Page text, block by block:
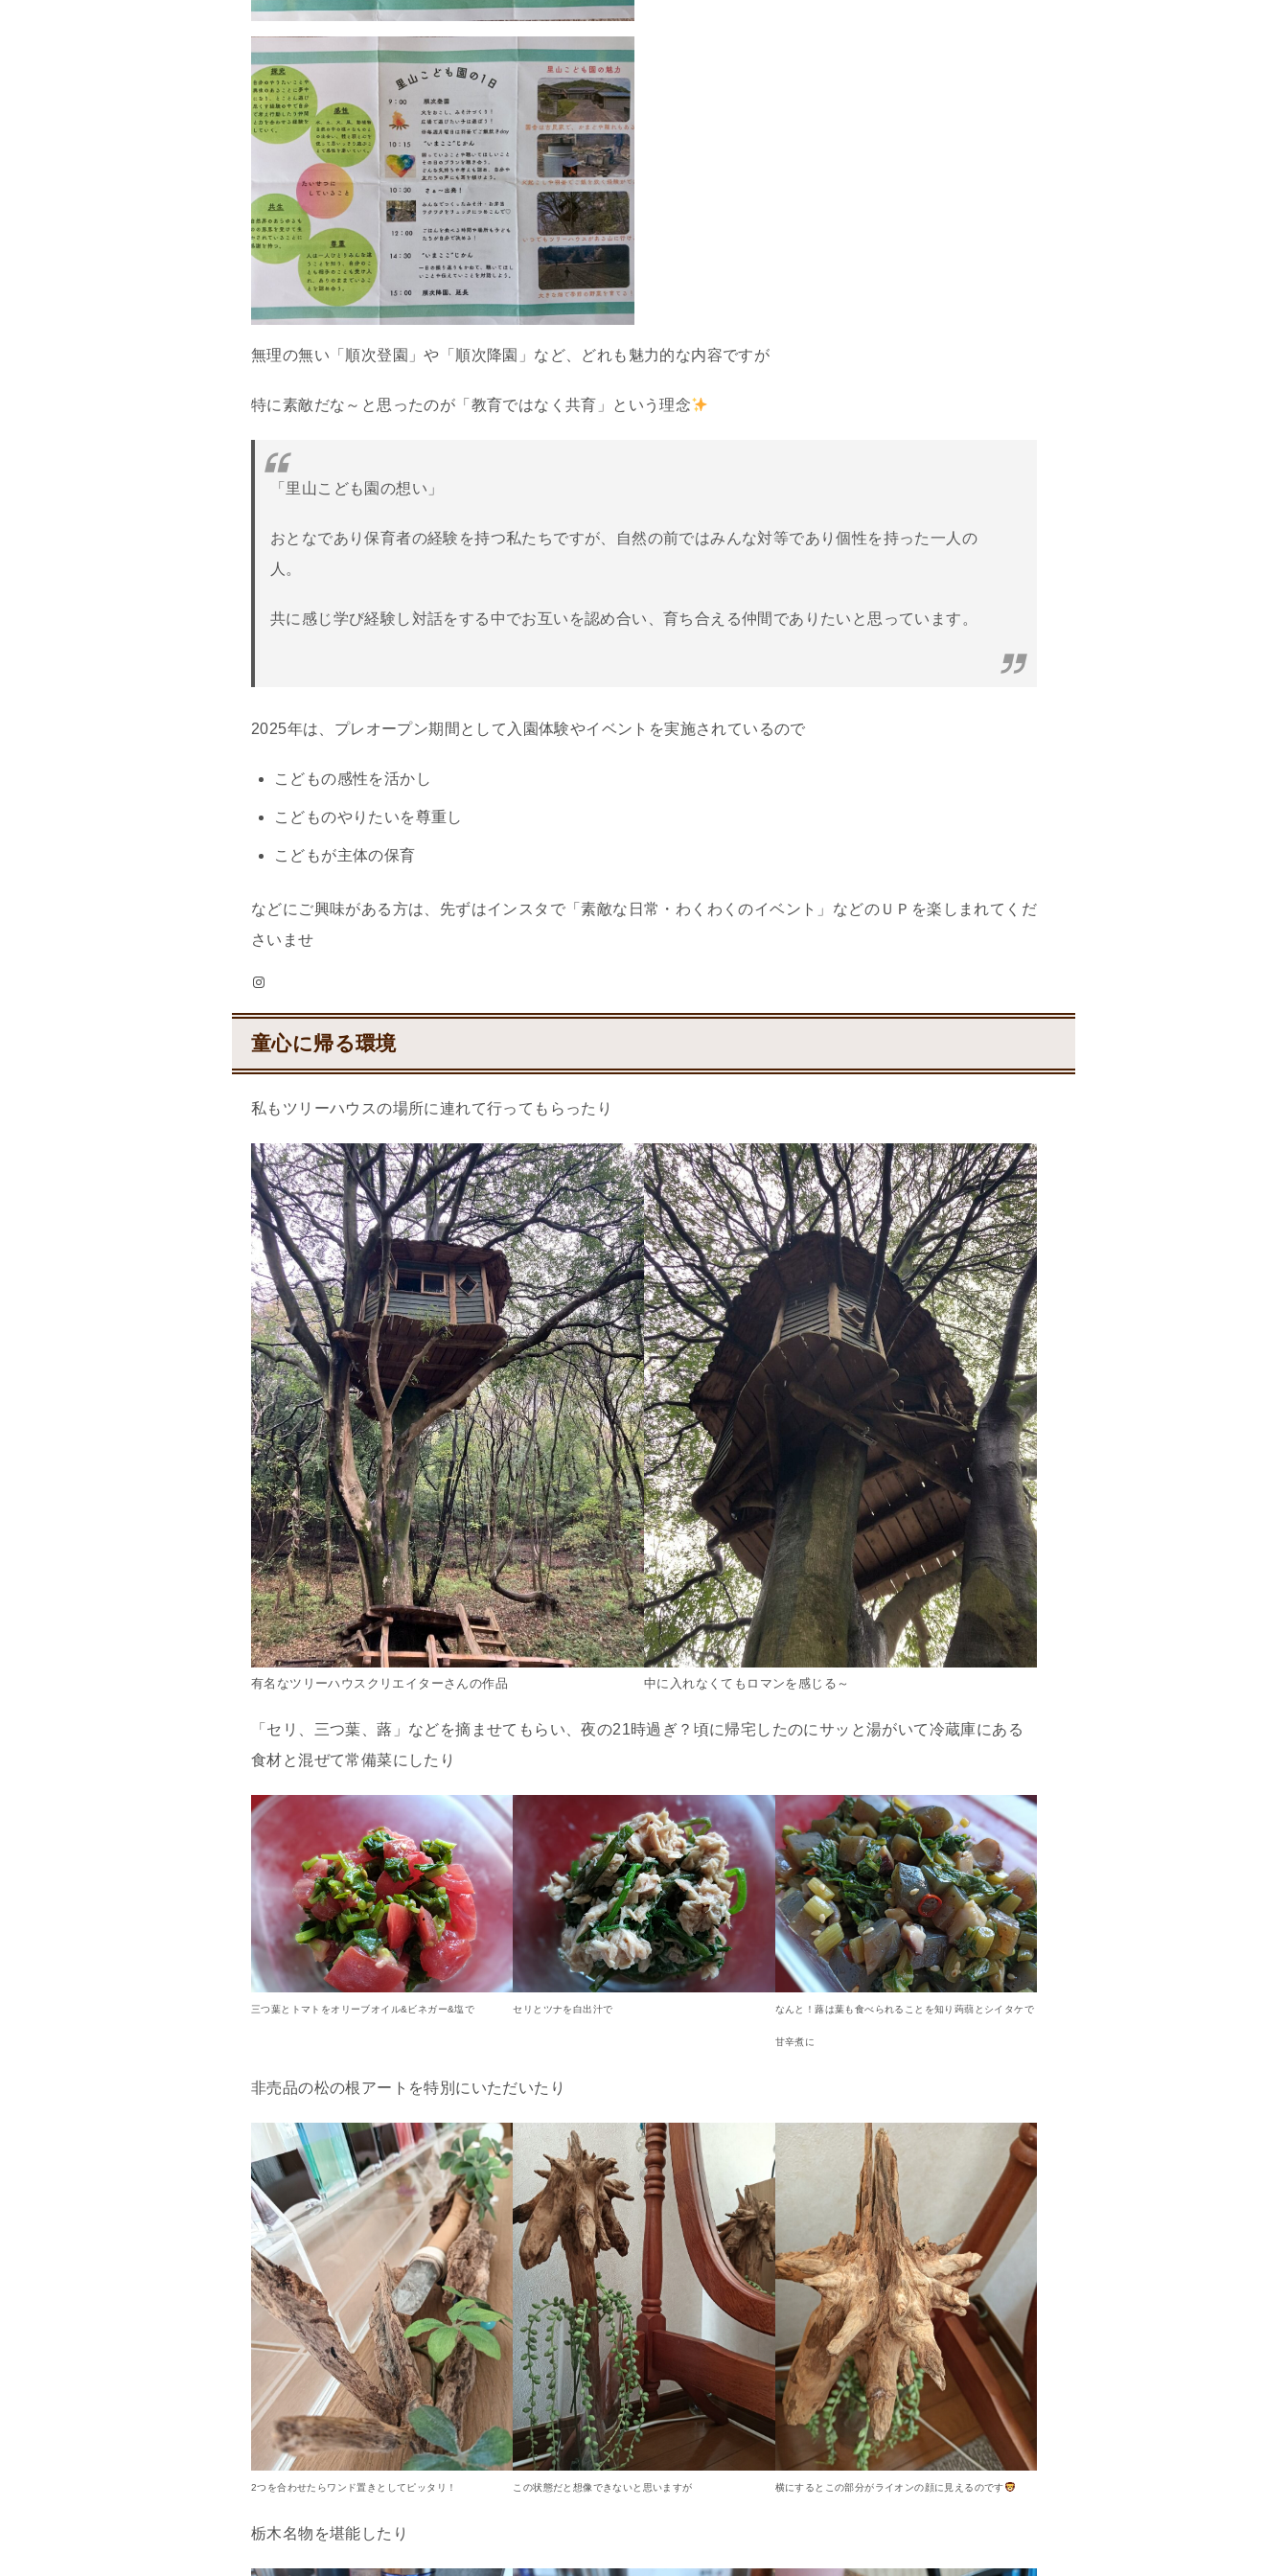
無理の無い「順次登園」や「順次降園」など、どれも魅力的な内容ですが
特に素敵だな～と思ったのが「教育ではなく共育」という理念
「里山こども園の想い」
おとなであり保育者の経験を持つ私たちですが、自然の前ではみんな対等であり個性を持った一人の
人。
共に感じ学び経験し対話をする中でお互いを認め合い、育ち合える仲間でありたいと思っています。
2025年は、プレオープン期間として入園体験やイベントを実施されているので
こどもの感性を活かし
こどものやりたいを尊重し
こどもが主体の保育
などにご興味がある方は、先ずはインスタで「素敵な日常・わくわくのイベント」などのＵＰを楽しまれてくだ
さいませ
Instagram
童心に帰る環境
私もツリーハウスの場所に連れて行ってもらったり
有名なツリーハウスクリエイターさんの作品 中に入れなくてもロマンを感じる～
「セリ、三つ葉、蕗」などを摘ませてもらい、夜の21時過ぎ？頃に帰宅したのにサッと湯がいて冷蔵庫にある
食材と混ぜて常備菜にしたり
三つ葉とトマトをオリーブオイル&ビネガー&塩で セリとツナを白出汁で なんと！蕗は葉も食べられることを知り蒟蒻とシイタケで
甘辛煮に
非売品の松の根アートを特別にいただいたり
2つを合わせたらワンド置きとしてピッタリ！ この状態だと想像できないと思いますが 横にするとこの部分がライオンの顔に見えるのです
栃木名物を堪能したり